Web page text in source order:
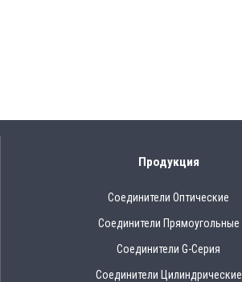
Продукция
Соединители Оптические
Соединители Прямоугольные
Соединители G-Серия
Соединители Цилиндрические